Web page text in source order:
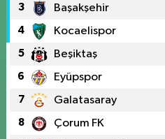
3 Başakşehir
4 Kocaelispor
5 Beşiktaş
6 Eyüpspor
7 Galatasaray
8 Çorum FK